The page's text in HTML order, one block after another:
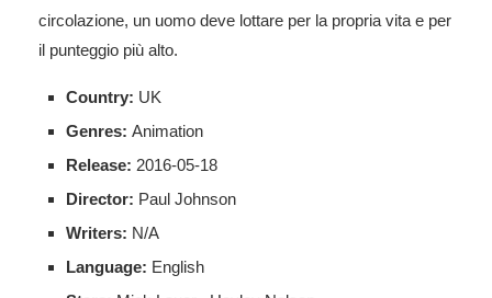
circolazione, un uomo deve lottare per la propria vita e per
il punteggio più alto.
Country: UK
Genres: Animation
Release: 2016-05-18
Director: Paul Johnson
Writers: N/A
Language: English